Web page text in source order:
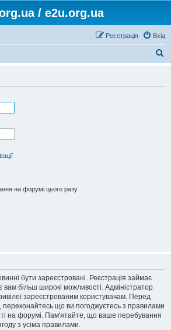
/ e2u.org.ua
Вхід
Реєстрація
на форумі цього разу
бути зареєстровані. Реєстрація займає
вам більш широкі можливості. Адміністратор
зареєстрованим користувачам. Перед
переконайтесь що ви погоджуєтесь з правилами
на форумі. Пам'ятайте, що ваше перебування
з усіма правилами.